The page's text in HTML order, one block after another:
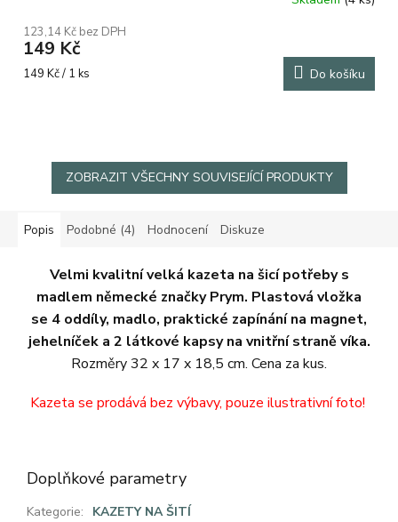
produktu
je
5,0
123,14 Kč bez DPH
149 Kč
Měrná
149 Kč / 1 ks Do košíku
ZOBRAZIT VŠECHNY SOUVISEJÍCÍ PRODUKTY
Popis Podobné (4) Hodnocení Diskuze
Velmi kvalitní velká kazeta na šicí potřeby s
madlem německé značky Prym. Plastová vložka
se 4 oddíly, madlo, praktické zapínání na magnet,
jehelníček a 2 látkové kapsy na vnitřní straně víka.
Rozměry 32 x 17 x 18,5 cm. Cena za kus.
Kazeta se prodává bez výbavy, pouze ilustrativní foto!
Doplňkové parametry
Kategorie:
KAZETY NA ŠITÍ